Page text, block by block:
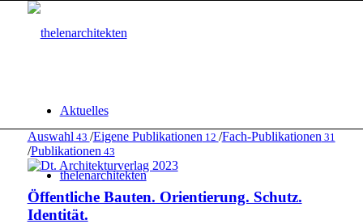
Aktuelles
thelenarchitekten
Auswahl43 /Eigene Publikationen12 /Fach-Publikationen31
/Publikationen43
Öffentliche Bauten. Orientierung. Schutz.
Identität.